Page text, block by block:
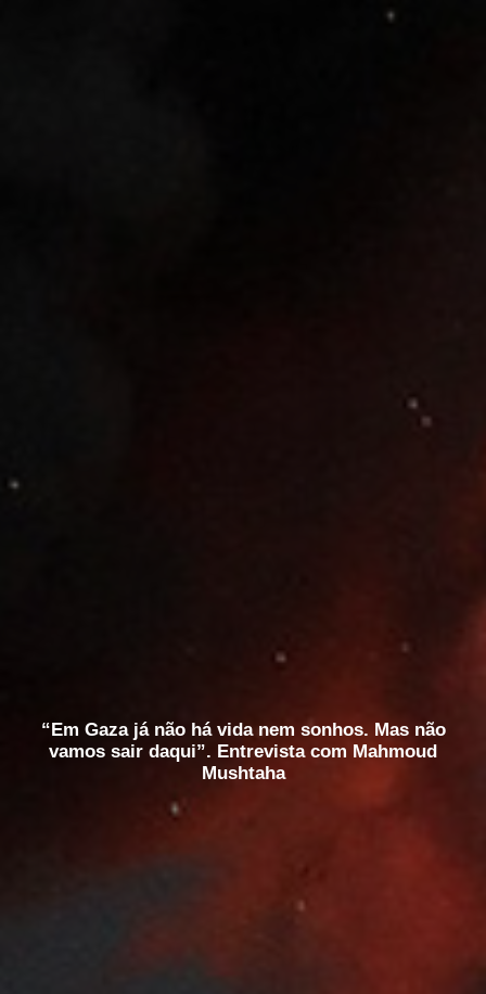
“Em Gaza já não há vida nem sonhos. Mas não
vamos sair daqui”. Entrevista com Mahmoud
Mushtaha